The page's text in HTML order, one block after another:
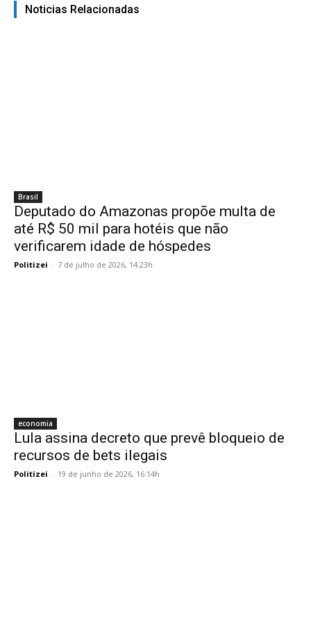
Noticias Relacionadas
Brasil
Deputado do Amazonas propõe multa de
até R$ 50 mil para hotéis que não
verificarem idade de hóspedes
Politizei - 7 de julho de 2026, 14:23h
economia
Lula assina decreto que prevê bloqueio de
recursos de bets ilegais
Politizei - 19 de junho de 2026, 16:14h